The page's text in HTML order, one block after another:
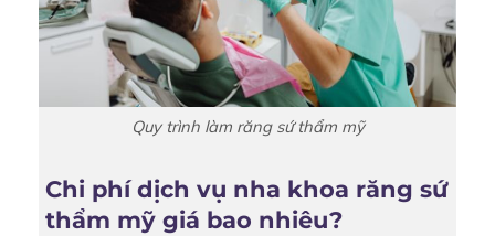
Quy trình làm răng sứ thẩm mỹ
Chi phí dịch vụ nha khoa răng sứ
thẩm mỹ giá bao nhiêu?